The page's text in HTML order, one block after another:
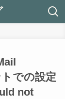
での設定
not